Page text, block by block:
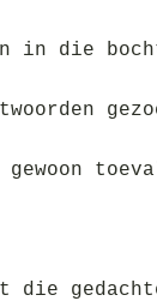
in die
die